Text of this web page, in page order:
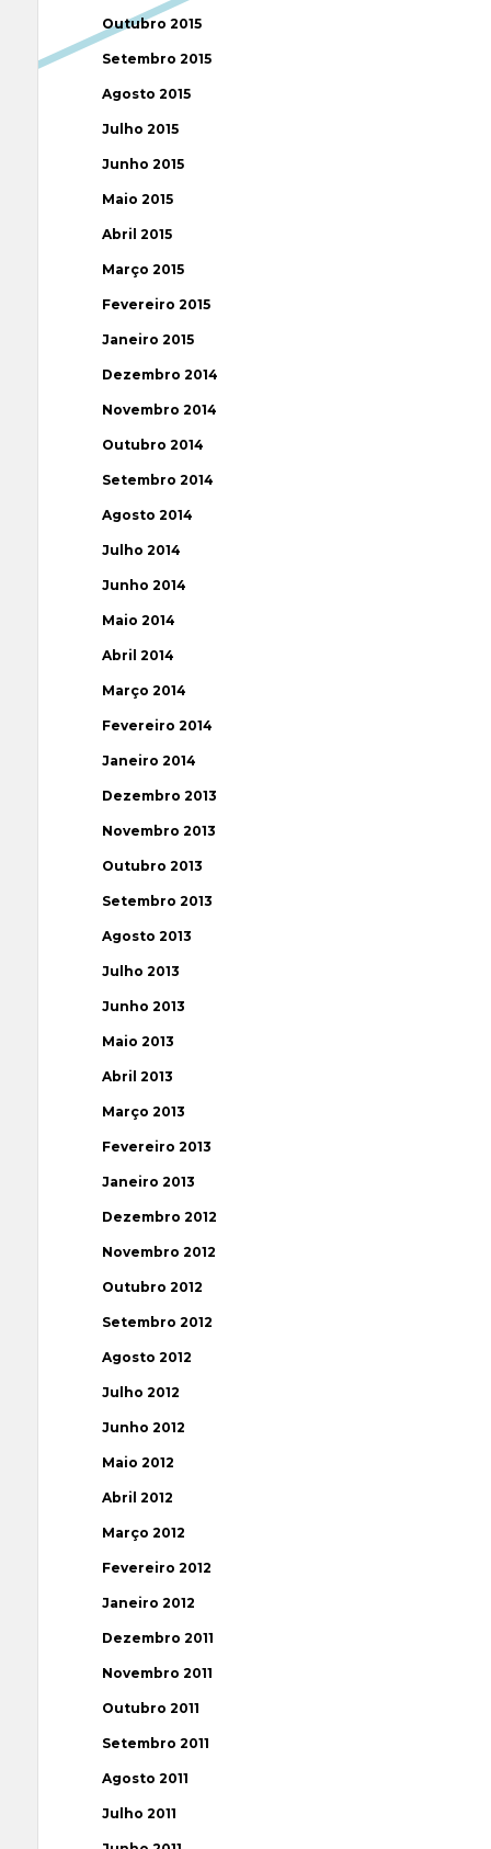
Outubro 2015
Setembro 2015
Agosto 2015
Julho 2015
Junho 2015
Maio 2015
Abril 2015
Março 2015
Fevereiro 2015
Janeiro 2015
Dezembro 2014
Novembro 2014
Outubro 2014
Setembro 2014
Agosto 2014
Julho 2014
Junho 2014
Maio 2014
Abril 2014
Março 2014
Fevereiro 2014
Janeiro 2014
Dezembro 2013
Novembro 2013
Outubro 2013
Setembro 2013
Agosto 2013
Julho 2013
Junho 2013
Maio 2013
Abril 2013
Março 2013
Fevereiro 2013
Janeiro 2013
Dezembro 2012
Novembro 2012
Outubro 2012
Setembro 2012
Agosto 2012
Julho 2012
Junho 2012
Maio 2012
Abril 2012
Março 2012
Fevereiro 2012
Janeiro 2012
Dezembro 2011
Novembro 2011
Outubro 2011
Setembro 2011
Agosto 2011
Julho 2011